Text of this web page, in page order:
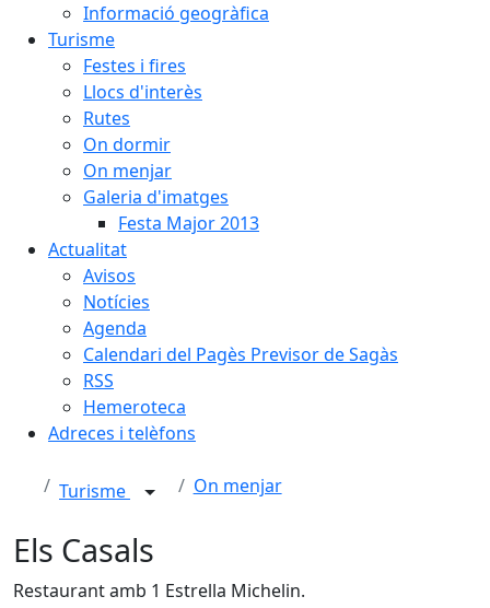
Informació geogràfica
Turisme
Festes i fires
Llocs d'interès
Rutes
On dormir
On menjar
Galeria d'imatges
Festa Major 2013
Actualitat
Avisos
Notícies
Agenda
Calendari del Pagès Previsor de Sagàs
RSS
Hemeroteca
Adreces i telèfons
Turisme On menjar
Els Casals
Restaurant amb 1 Estrella Michelin.